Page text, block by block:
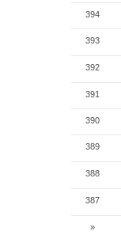
394
393
392
391
390
389
388
387
»